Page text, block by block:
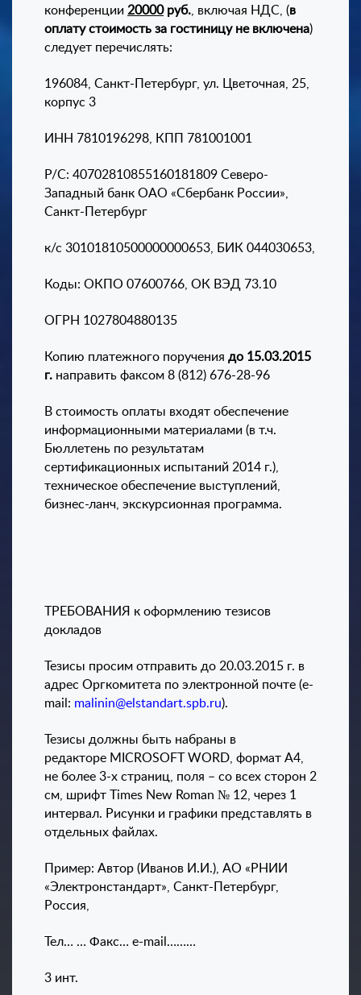
конференции 20000руб. , включая НДС, (в
оплату стоимость за гостиницу не включена)
следует перечислять:
196084, Санкт-Петербург, ул. Цветочная, 25,
корпус 3
ИНН 7810196298, КПП 781001001
Р/С: 40702810855160181809 Северо-
Западный банк ОАО «Сбербанк России»,
Санкт-Петербург
к/с 30101810500000000653, БИК 044030653,
Коды: ОКПО 07600766, ОК ВЭД 73.10
ОГРН 1027804880135
Копию платежного поручения до 15.03.2015
г. направить факсом 8 (812) 676-28-96
В стоимость оплаты входят обеспечение
информационными материалами (в т.ч.
Бюллетень по результатам
сертификационных испытаний 2014 г.),
техническое обеспечение выступлений,
бизнес-ланч, экскурсионная программа.
ТРЕБОВАНИЯ к оформлению тезисов
докладов
Тезисы просим отправить до 20.03.2015 г. в
адрес Оргкомитета по электронной почте (e-
mail : malinin@elstandart.spb.ru).
Тезисы должны быть набраны в
редакторе MICROSOFT WORD , формат А4,
не более 3-х страниц, поля – со всех сторон 2
см, шрифт
Times New Roman № 12, через 1
интервал. Рисунки и графики представлять в
отдельных файлах.
Пример: Автор (Иванов И.И.), АО «РНИИ
«Электронстандарт», Санкт-Петербург,
Россия,
Тел… … Факс… e-mail ………
3 инт.